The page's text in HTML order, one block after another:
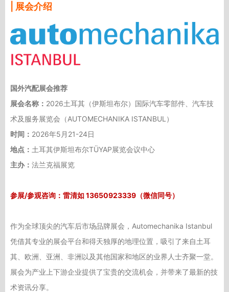
| 展会介绍
国外汽配展会推荐
展会名称： 2026土耳其（伊斯坦布尔）国际汽车零部件、汽车技
术及服务展览会（AUTOMECHANIKA ISTANBUL）
时间： 2026年5月21-24日
地点： 土耳其伊斯坦布尔TÜYAP展览会议中心
主办： 法兰克福展览
参展/参观咨询： 雷清如 13650923339（微信同号）
作为全球顶尖的汽车后市场品牌展会，Automechanika Istanbul
凭借其专业的展会平台和得天独厚的地理位置，吸引了来自土耳
其、欧洲、亚洲、非洲以及其他国家和地区的业界人士齐聚一堂。
展会为产业上下游企业提供了宝贵的交流机会，并带来了最新的技
术资讯分享。